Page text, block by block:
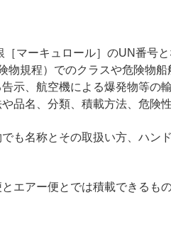
マーキュロール］のUN番号
物規程）でのクラスや危険物
示、航空機による爆発物等の
品名、分類、積載方法、危険
も名称とその取扱い方、ハン
エアー便とでは積載できるも